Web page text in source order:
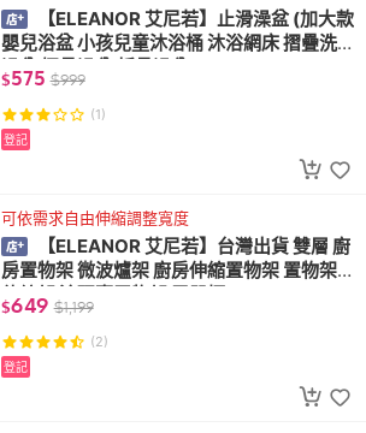
【ELEANOR 艾尼若】止滑澡盆 (加大款
嬰兒浴盆 小孩兒童沐浴桶 沐浴網床 摺疊洗
澡盆 摺疊澡盆 折疊澡盆)
$575 $999
(1)
登記
可依需求自由伸縮調整寬度
【ELEANOR 艾尼若】台灣出貨 雙層 廚
房置物架 微波爐架 廚房伸縮置物架 置物架
伸縮架 流理臺置物架 電器櫃
$649 $1,199
(2)
登記